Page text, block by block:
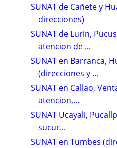
SUNAT de Cañete y
direcciones)
SUNAT de Lurin,
atencion de ...
SUNAT en Barranca,
(direcciones y ...
SUNAT en Callao,
atencion,...
SUNAT Ucayali,
sucur...
SUNAT en Tumbes